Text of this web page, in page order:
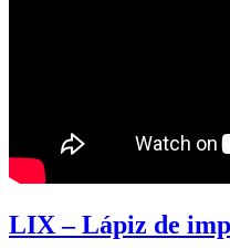
LIX – Lápiz de